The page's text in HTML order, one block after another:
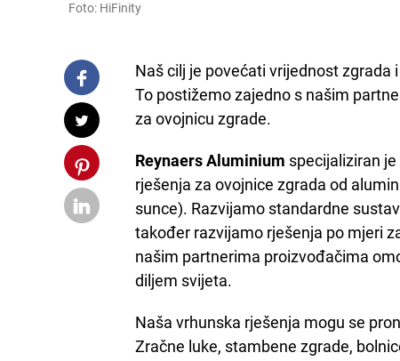
Foto: HiFinity
Naš cilj je povećati vrijednost
To postižemo zajedno s našim
za ovojnicu zgrade.
Reynaers Aluminium specijaliziran
rješenja za ovojnice zgrada od
sunce). Razvijamo standardne
također razvijamo rješenja po mjeri
našim partnerima proizvođačima
diljem svijeta.
Naša vrhunska rješenja mogu se
Zračne luke, stambene zgrade,